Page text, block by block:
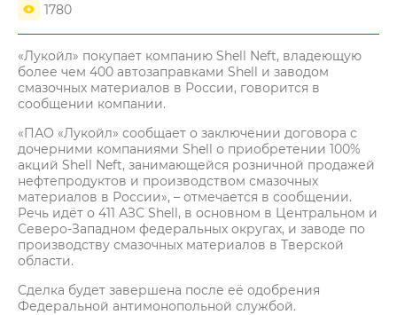
1780
«Лукойл» покупает компанию Shell Neft, владеющую
более чем 400 автозаправками Shell и заводом
смазочных материалов в России, говорится в
сообщении компании.
«ПАО «Лукойл» сообщает о заключении договора с
дочерними компаниями Shell о приобретении 100%
акций Shell Neft, занимающейся розничной продажей
нефтепродуктов и производством смазочных
материалов в России», – отмечается в сообщении.
Речь идёт о 411 АЗС Shell, в основном в Центральном и
Северо-Западном федеральных округах, и заводе по
производству смазочных материалов в Тверской
области.
Сделка будет завершена после её одобрения
Федеральной антимонопольной службой.